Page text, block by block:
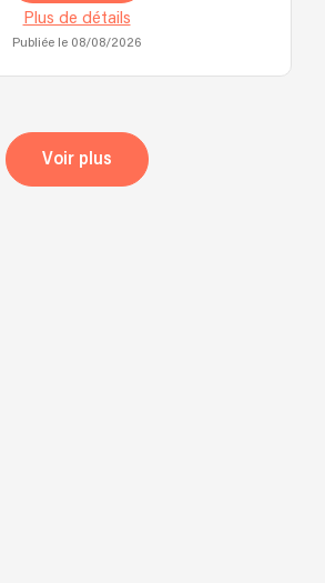
Plus de détails
Publiée le 08/08/2026
Voir plus